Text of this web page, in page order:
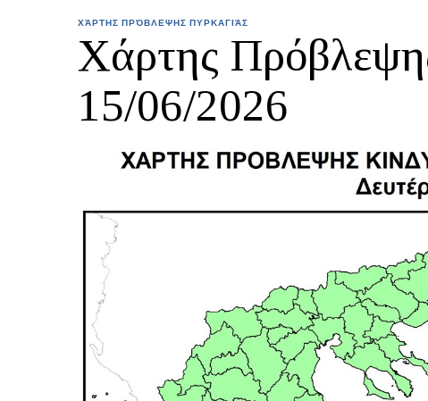
ΧΆΡΤΗΣ ΠΡΌΒΛΕΨΗΣ ΠΥΡΚΑΓΙΆΣ
Χάρτης
15/06/2026